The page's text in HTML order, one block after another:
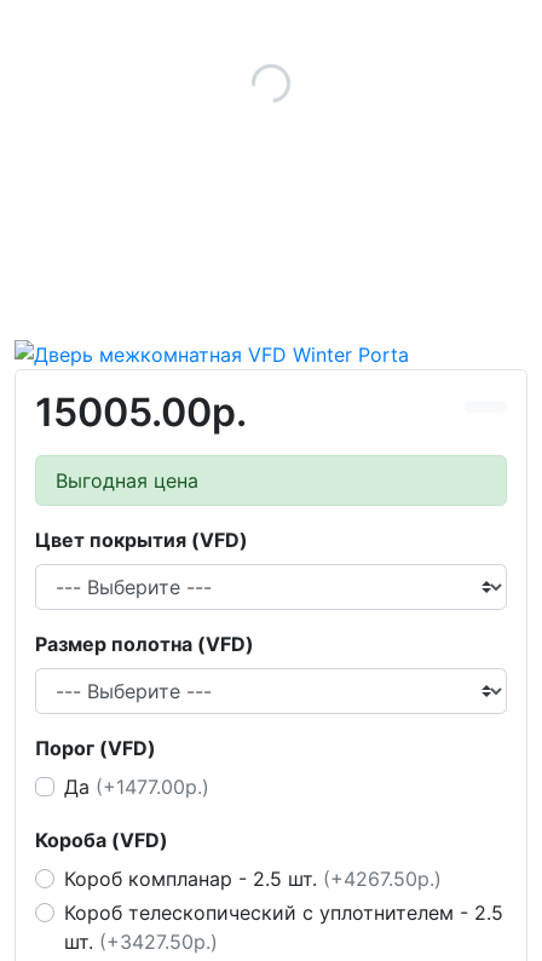
15005.00р.
Выгодная цена
Цвет покрытия (VFD)
Размер полотна (VFD)
Порог (VFD)
Да (+1477.00р.)
Короба (VFD)
Короб компланар - 2.5 шт. (+4267.50р.)
Короб телескопический с уплотнителем - 2.5
шт. (+3427.50р.)